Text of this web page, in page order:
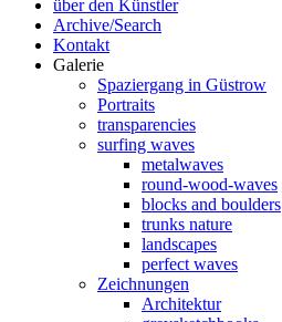
über den Künstler
Archive/Search
Kontakt
Galerie
Spaziergang in Güstrow
Portraits
transparencies
surfing waves
metalwaves
round-wood-waves
blocks and boulders
trunks nature
landscapes
perfect waves
Zeichnungen
Architektur